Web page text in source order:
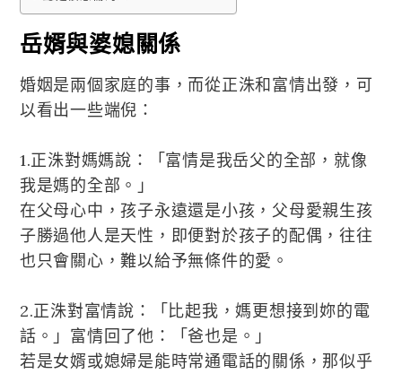
岳婿與婆媳關係
婚姻是兩個家庭的事，而從正洙和富情出發，可
以看出一些端倪：
1.正洙對媽媽說：「富情是我岳父的全部，就像
我是媽的全部。」
在父母心中，孩子永遠還是小孩，父母愛親生孩
子勝過他人是天性，即便對於孩子的配偶，往往
也只會關心，難以給予無條件的愛。
2.正洙對富情說：「比起我，媽更想接到妳的電
話。」富情回了他：「爸也是。」
若是女婿或媳婦是能時常通電話的關係，那似乎